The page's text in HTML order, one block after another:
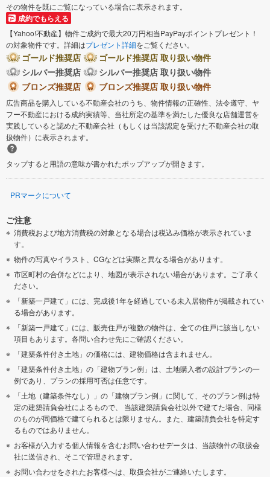
その物件を既にご覧になっている場合に表示されます。
成約でもらえる
【Yahoo!不動産】物件ご成約で最大20万円相当PayPayポイントプレゼント！
の対象物件です。詳細はプレゼント詳細をご覧ください。
ゴールド推奨店
ゴールド推奨店 取り扱い物件
シルバー推奨店
シルバー推奨店 取り扱い物件
ブロンズ推奨店
ブロンズ推奨店 取り扱い物件
広告商品を購入している不動産会社のうち、物件情報の正確性、法令遵守、ヤ
フー不動産における成約実績等、当社所定の基準を満たした優良な店舗運営を
実践していると認めた不動産会社（もしくは当該認定を受けた不動産会社の取
扱物件）に表示されます。
タップすると用語の意味が書かれたポップアップが開きます。
PRマークについて
ご注意
消費税および地方消費税の対象となる場合は税込み価格が表示されていま
す。
物件の写真やイラスト、CGなどは実際と異なる場合があります。
市区町村の合併などにより、地図が表示されない場合があります。ご了承く
ださい。
「新築一戸建て」には、完成後1年を経過している未入居物件が掲載されてい
る場合があります。
「新築一戸建て」には、販売住戸が複数の物件は、全ての住戸に該当しない
項目もあります。各問い合わせ先にご確認ください。
「建築条件付き土地」の価格には、建物価格は含まれません。
「建築条件付き土地」の「建物プラン例」は、土地購入者の設計プランの一
例であり、プランの採用可否は任意です。
「土地（建築条件なし）」の「建物プラン例」に関して、そのプラン例は特
定の建築請負会社によるもので、 当該建築請負会社以外で建てた場合、同様
のものが同価格で建てられるとは限りません。また、建築請負会社を特定す
るものではありません。
お客様が入力する個人情報を含むお問い合わせデータは、当該物件の取扱会
社に送信され、そこで管理されます。
お問い合わせをされたお客様へは、取扱会社がご連絡いたします。